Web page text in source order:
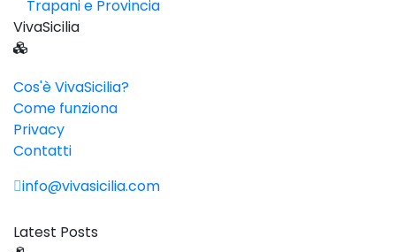
Trapani e Provincia
VivaSicilia
Cos'è VivaSicilia?
Come funziona
Privacy
Contatti
info@vivasicilia.com
Latest Posts